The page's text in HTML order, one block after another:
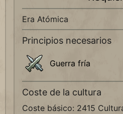
Era Atómica
Principios necesarios
Guerra fría
Coste de la cultura
Coste básico: 2415